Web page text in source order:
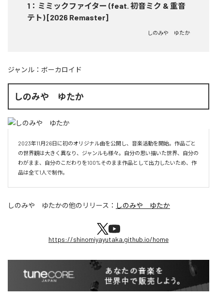
1 ： ミミックファイター (feat. 初音ミク & 重音
テト) [2026 Remaster]
しのみや ゆたか
ジャンル： ボーカロイド
しのみや ゆたか
2023年11月26日に初のオリジナル曲を公開し、音楽活動を開始。作品ごと
の世界観は大きく異なり、ジャンルも様々。自分の思い描いた世界、自分の
わがまま、自分のこだわりを100%そのまま作品として出力したいため、作
品は全て1人で制作。
しのみや ゆたかの他のリリース： しのみや ゆたか
https://shinomiyayutaka.github.io/home